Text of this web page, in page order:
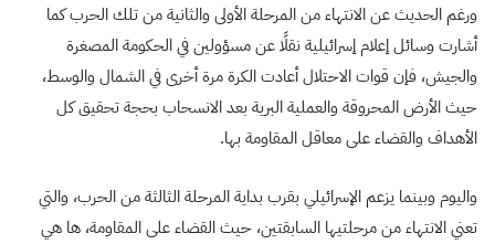
ورغم الحديث عن الانتهاء من المرحلة الأولى والثانية من تلك الحرب كما
أشارت وسائل إعلام إسرائيلية نقلًا عن مسؤولين في الحكومة المصغرة
والجيش، فإن قوات الاحتلال أعادت الكرة مرة أخرى في الشمال والوسط،
حيث الأرض المحروقة والعملية البرية بعد الانسحاب بحجة تحقيق كل
الأهداف والقضاء على معاقل المقاومة بها.
واليوم وبينما يزعم الإسرائيلي بقرب بداية المرحلة الثالثة من الحرب، والتي
تعني الانتهاء من مرحلتيها السابقتين، حيث القضاء على المقاومة، ها هي